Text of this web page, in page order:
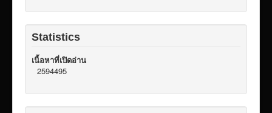
Statistics
เนื้อหาที่เปิดอ่าน
2594495